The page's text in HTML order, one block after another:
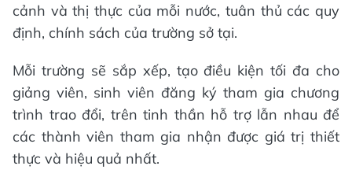
cảnh và thị thực của mỗi nước, tuân thủ các quy
định, chính sách của trường sở tại.
Mỗi trường sẽ sắp xếp, tạo điều kiện tối đa cho
giảng viên, sinh viên đăng ký tham gia chương
trình trao đổi, trên tinh thần hỗ trợ lẫn nhau để
các thành viên tham gia nhận được giá trị thiết
thực và hiệu quả nhất.